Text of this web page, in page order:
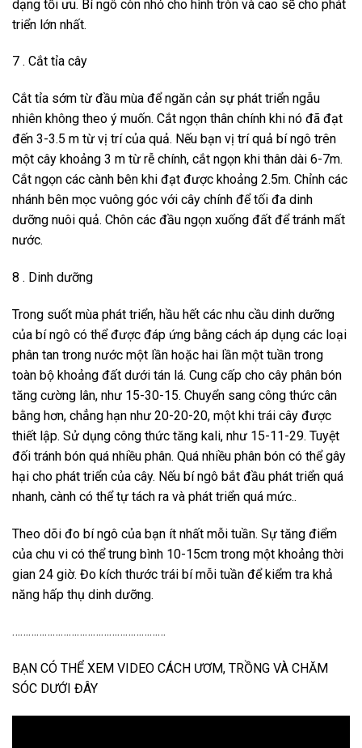
dạng tối ưu. Bí ngô còn nhỏ cho hình tròn và cao sẽ cho phát
triển lớn nhất.
7 . Cắt tỉa cây
Cắt tỉa sớm từ đầu mùa để ngăn cản sự phát triển ngẫu
nhiên không theo ý muốn. Cắt ngọn thân chính khi nó đã đạt
đến 3-3.5 m từ vị trí của quả. Nếu bạn vị trí quả bí ngô trên
một cây khoảng 3 m từ rễ chính, cắt ngọn khi thân dài 6-7m.
Cắt ngọn các cành bên khi đạt được khoảng 2.5m. Chỉnh các
nhánh bên mọc vuông góc với cây chính để tối đa dinh
dưỡng nuôi quả. Chôn các đầu ngọn xuống đất để tránh mất
nước.
8 . Dinh dưỡng
Trong suốt mùa phát triển, hầu hết các nhu cầu dinh dưỡng
của bí ngô có thể được đáp ứng bằng cách áp dụng các loại
phân tan trong nước một lần hoặc hai lần một tuần trong
toàn bộ khoảng đất dưới tán lá. Cung cấp cho cây phân bón
tăng cường lân, như 15-30-15. Chuyển sang công thức cân
bằng hơn, chẳng hạn như 20-20-20, một khi trái cây được
thiết lập. Sử dụng công thức tăng kali, như 15-11-29. Tuyệt
đối tránh bón quá nhiều phân. Quá nhiều phân bón có thể gây
hại cho phát triển của cây. Nếu bí ngô bắt đầu phát triển quá
nhanh, cành có thể tự tách ra và phát triển quá mức..
Theo dõi đo bí ngô của bạn ít nhất mỗi tuần. Sự tăng điểm
của chu vi có thể trung bình 10-15cm trong một khoảng thời
gian 24 giờ. Đo kích thước trái bí mỗi tuần để kiểm tra khả
năng hấp thụ dinh dưỡng.
…………………………………………………
BẠN CÓ THỂ XEM VIDEO CÁCH ƯƠM, TRỒNG VÀ CHĂM
SÓC DƯỚI ĐÂY